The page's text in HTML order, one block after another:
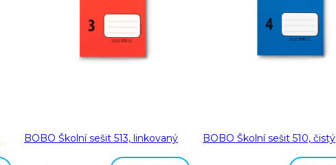
BOBO Školní sešit 513, linkovaný BOBO Školní sešit 510, čistý